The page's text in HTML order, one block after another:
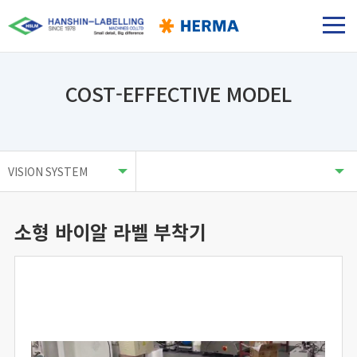
COST-EFFECTIVE MODEL
소형 바이알 라벨 부착기